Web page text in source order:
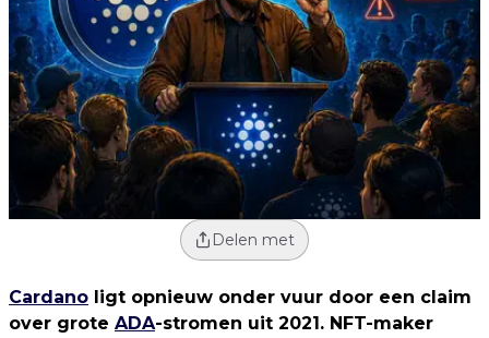
Delen met
Cardano ligt opnieuw onder vuur door een claim
over grote ADA-stromen uit 2021. NFT-maker